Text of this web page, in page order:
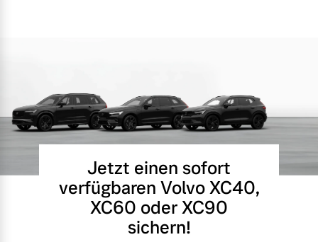
Jetzt einen sofort
verfügbaren Volvo XC40,
XC60 oder XC90
sichern!